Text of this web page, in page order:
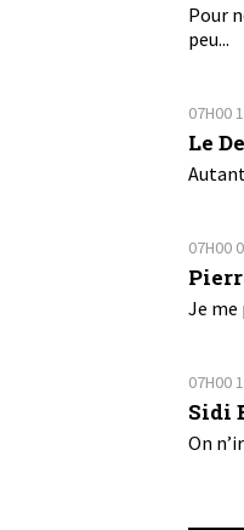
Pour
peu...
07H00
Le
07H00
Je me
07H00
Sidi
On